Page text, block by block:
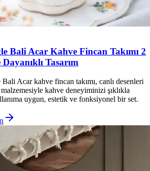
Bali Acar Kahve Fincan Takımı 2
Tasarım
Acar kahve fincan takımı, canlı desenleri
kahve deneyiminizi şıklıkla
uygun, estetik ve fonksiyonel bir set.